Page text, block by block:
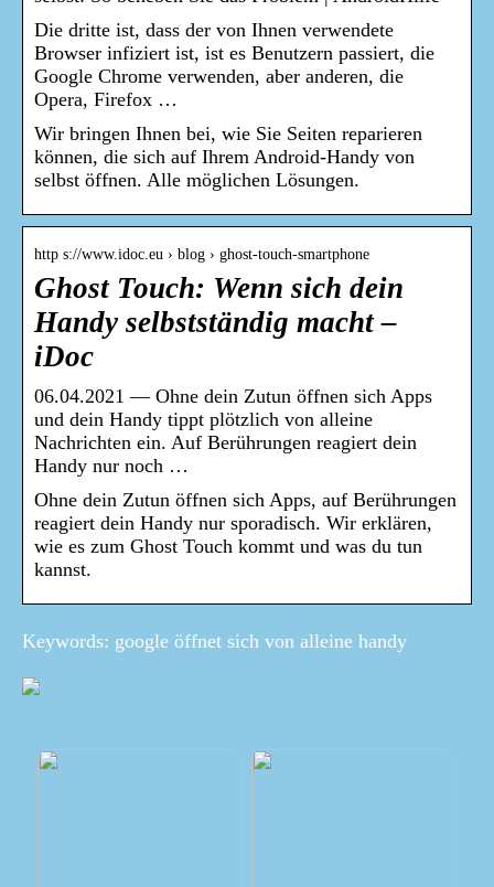
Die dritte ist, dass der von Ihnen verwendete
Browser infiziert ist, ist es Benutzern passiert, die
Google Chrome verwenden, aber anderen, die
Opera, Firefox …
Wir bringen Ihnen bei, wie Sie Seiten reparieren
können, die sich auf Ihrem Android-Handy von
selbst öffnen. Alle möglichen Lösungen.
http s://www.idoc.eu › blog › ghost-touch-smartphone
Ghost Touch: Wenn sich dein
Handy selbstständig macht –
iDoc
06.04.2021 — Ohne dein Zutun öffnen sich Apps
und dein Handy tippt plötzlich von alleine
Nachrichten ein. Auf Berührungen reagiert dein
Handy nur noch …
Ohne dein Zutun öffnen sich Apps, auf Berührungen
reagiert dein Handy nur sporadisch. Wir erklären,
wie es zum Ghost Touch kommt und was du tun
kannst.
Keywords: google öffnet sich von alleine handy